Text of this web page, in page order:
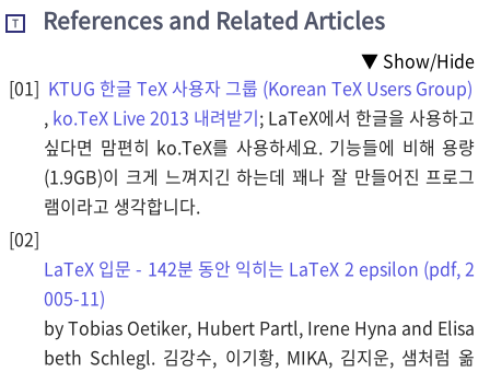
T References and Related Articles
▼ Show/Hide
KTUG 한글 TeX 사용자 그룹 (Korean TeX Users Group)
, ko.TeX Live 2013 내려받기; LaTeX에서 한글을 사용하고
싶다면 맘편히 ko.TeX를 사용하세요. 기능들에 비해 용량
(1.9GB)이 크게 느껴지긴 하는데 꽤나 잘 만들어진 프로그
램이라고 생각합니다.
LaTeX 입문 - 142분 동안 익히는 LaTeX 2 epsilon (pdf, 2
005-11)
by Tobias Oetiker, Hubert Partl, Irene Hyna and Elisa
beth Schlegl. 김강수, 이기황, MIKA, 김지운, 샘처럼 옮